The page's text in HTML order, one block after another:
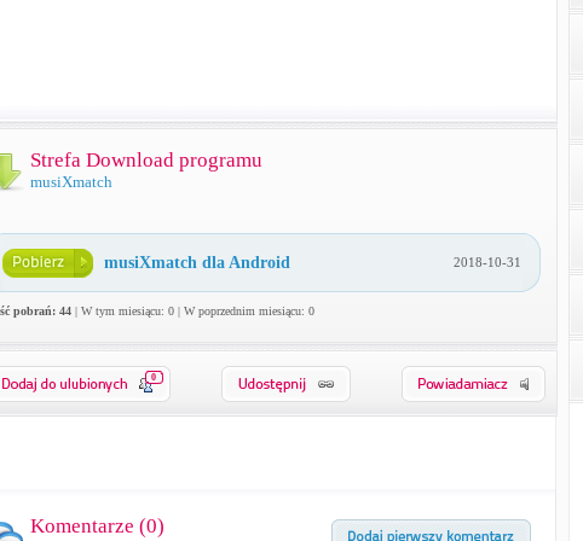
Strefa Download programu
musiXmatch
musiXmatch dla Android 2018-10-31
pobrań: 44| W tym miesiącu: 0 | W poprzednim miesiącu: 0
0
Komentarze (0)